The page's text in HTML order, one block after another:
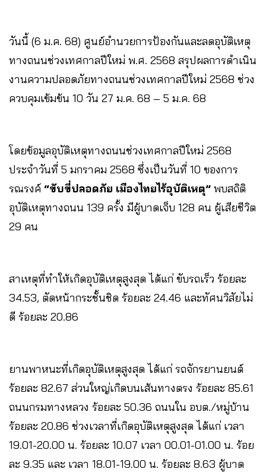
วันนี้ (6 ม.ค. 68) ศูนย์อำนวยการป้องกันและลดอุบัติเหตุ
ทางถนนช่วงเทศกาลปีใหม่ พ.ศ. 2568 สรุปผลการดำเนิน
งานความปลอดภัยทางถนนช่วงเทศกาลปีใหม่ 2568 ช่วง
ควบคุมเข้มข้น 10 วัน 27 ม.ค. 68 – 5 ม.ค. 68
โดยข้อมูลอุบัติเหตุทางถนนช่วงเทศกาลปีใหม่ 2568
ประจำวันที่ 5 มกราคม 2568 ซึ่งเป็นวันที่ 10 ของการ
รณรงค์ “ขับขี่ปลอดภัย เมืองไทยไร้อุบัติเหตุ” พบสถิติ
อุบัติเหตุทางถนน 139 ครั้ง มีผู้บาดเจ็บ 128 คน ผู้เสียชีวิต
29 คน
สาเหตุที่ทำให้เกิดอุบัติเหตุสูงสุด ได้แก่ ขับรถเร็ว ร้อยละ
34.53, ตัดหน้ากระชั้นชิด ร้อยละ 24.46 และทัศนวิสัยไม่
ดี ร้อยละ 20.86
ยานพาหนะที่เกิดอุบัติเหตุสูงสุด ได้แก่ รถจักรยานยนต์
ร้อยละ 82.67 ส่วนใหญ่เกิดบนเส้นทางตรง ร้อยละ 85.61
ถนนกรมทางหลวง ร้อยละ 50.36 ถนนใน อบต./หมู่บ้าน
ร้อยละ 20.86 ช่วงเวลาที่เกิดอุบัติเหตุสูงสุด ได้แก่ เวลา
19.01-20.00 น. ร้อยละ 10.07 เวลา 00.01-01.00 น. ร้อย
ละ 9.35 และ เวลา 18.01-19.00 น. ร้อยละ 8.63 ผู้บาด